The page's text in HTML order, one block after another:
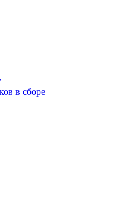
в сборе